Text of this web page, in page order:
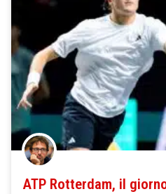
ATP Rotterdam, il